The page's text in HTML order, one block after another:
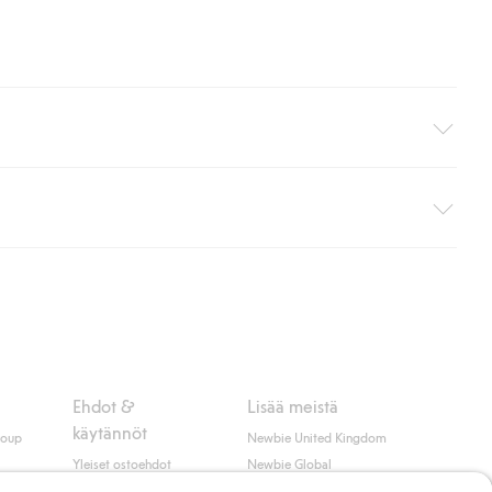
(ei koske kotiinkuljetusta). Toimituskulut
Ehdot &
käytännöt
Yleiset ostoehdot
Lisää meistä
Newbie United Kingdom
Newbie Global